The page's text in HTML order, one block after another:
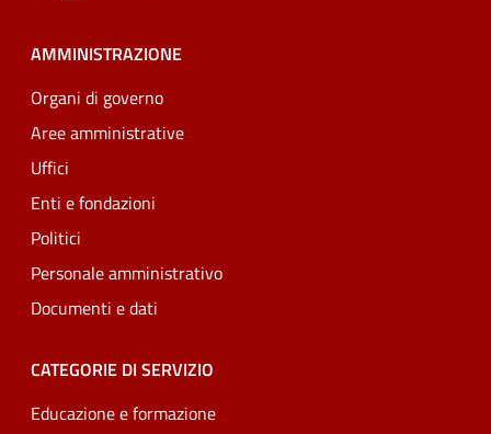
AMMINISTRAZIONE
Organi di governo
Aree amministrative
Uffici
Enti e fondazioni
Politici
Personale amministrativo
Documenti e dati
CATEGORIE DI SERVIZIO
Educazione e formazione